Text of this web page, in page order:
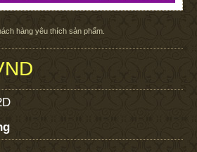
hàng yêu thích sản phẩm.